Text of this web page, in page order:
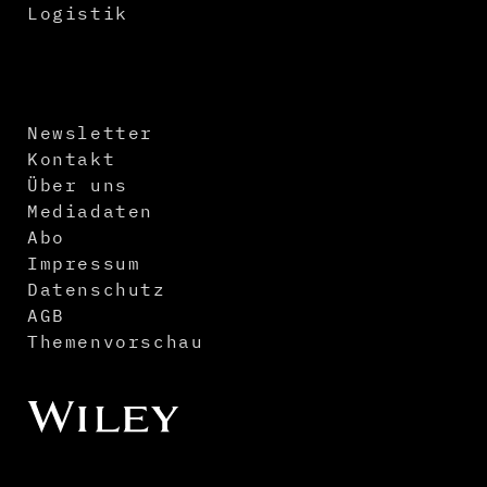
Logistik
Newsletter
Kontakt
Über uns
Mediadaten
Abo
Impressum
Datenschutz
AGB
Themenvorschau